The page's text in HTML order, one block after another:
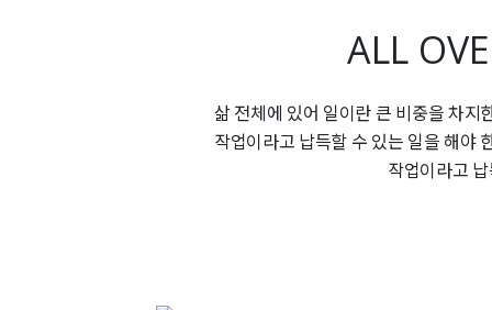
ALL
삶 전체에 있어 일이란 큰 비중을 차지
작업이라고 납득할 수 있는 일을 해야
작업이라고